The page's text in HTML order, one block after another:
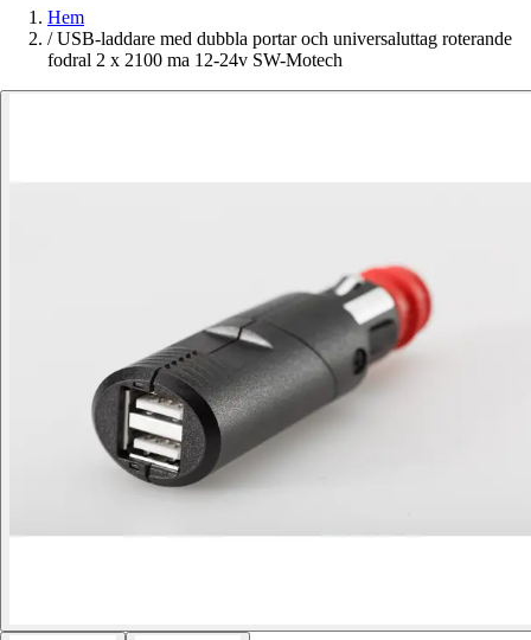
Hem
/ USB-laddare med dubbla portar och universaluttag roterande
fodral 2 x 2100 ma 12-24v SW-Motech